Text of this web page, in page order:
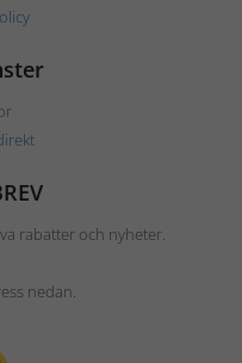
rabatter och nyheter.
nedan.